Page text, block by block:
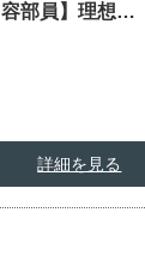
容部員】理想…
詳細を見る